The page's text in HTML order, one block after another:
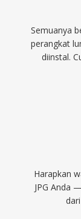
Semuanya
perangkat
diinstal.
Harapkan
JPG Anda